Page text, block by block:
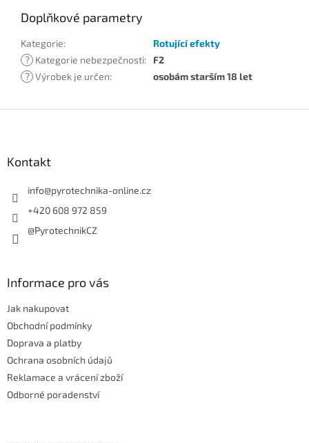
Doplňkové parametry
Kategorie:
Rotující efekty
? Kategorie nebezpečnosti:
F2
? Výrobek je určen: osobám starším 18 let
Kontakt
info@pyrotechnika-online.cz
+420 608 972 859
@PyrotechnikCZ
Informace pro vás
Jak nakupovat
Obchodní podmínky
Doprava a platby
Ochrana osobních údajů
Reklamace a vrácení zboží
Odborné poradenství